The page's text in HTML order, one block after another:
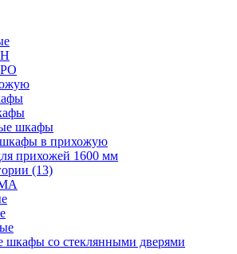
шкафы
в прихожую
прихожей 1600 мм
(13)
со стеклянными дверями